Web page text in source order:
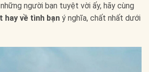
người bạn tuyệt vời ấy, hãy cùng
hay về tình bạn ý nghĩa, chất nhất dưới